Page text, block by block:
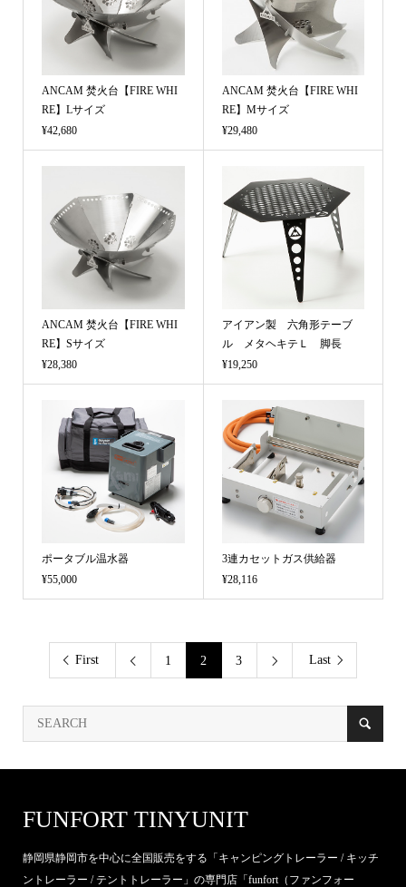
ANCAM 焚火台【FIRE WHI
RE】Lサイズ
¥42,680(税込)
ANCAM 焚火台【FIRE WHI
RE】Mサイズ
¥29,480(税込)
ANCAM 焚火台【FIRE WHI
RE】Sサイズ
¥28,380(税込)
アイアン製 六角形テーブ
ル メタヘキテＬ 脚長
¥19,250(税込)
ポータブル温水器
¥55,000(税込)
3連カセットガス供給器
¥28,116(税込)
First  1 2 3  Last
FUNFORT TINYUNIT
静岡県静岡市を中心に全国販売をする「キャンピングトレーラー / キッチ
ントレーラー / テントトレーラー」の専門店「funfort（ファンフォー